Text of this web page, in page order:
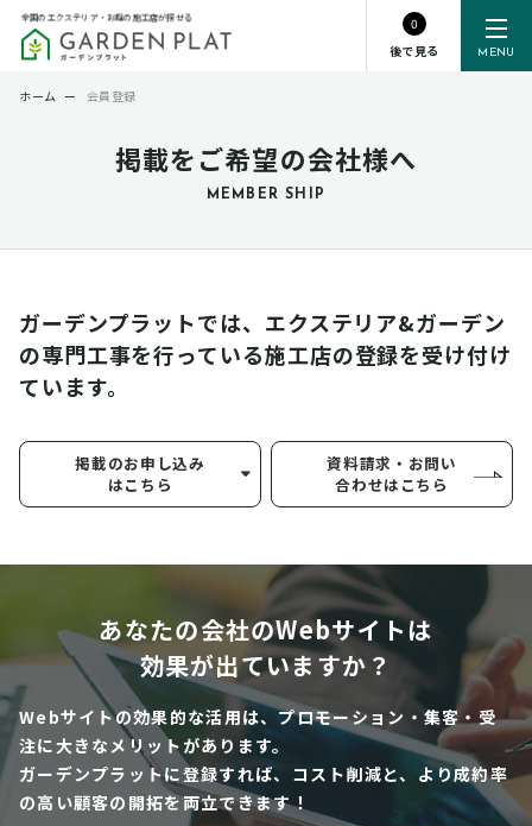
MENU
全国のエクステリア・お庭の施工店が探せる
0
後で見る
掲載をご希望の会社様へ
MEMBER SHIP
ホーム ー 会員登録
ガーデンプラットでは、エクステリア&ガーデン
の専門工事を行っている施工店の登録を受け付け
ています。
掲載のお申し込み
はこちら
資料請求・お問い
合わせはこちら
あなたの会社のWebサイトは
効果が出ていますか？
Webサイトの効果的な活用は、プロモーション・集客・受
注に大きなメリットがあります。
ガーデンプラットに登録すれば、コスト削減と、より成約率
の高い顧客の開拓を両立できます！